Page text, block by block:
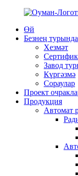
Өй
Безнең турында
Хезмәт
Завод
Күргәзмә
Сораулар
Проект
Продукция
Автомат